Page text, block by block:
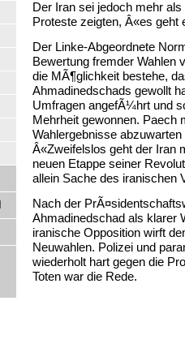
Der Iran sei jedoch mehr
Proteste zeigten, Â«es
Der Linke-Abgeordnete
Bewertung fremder Wahlen
die MÃ¶glichkeit bestehe,
Ahmadinedschads gewollt
Umfragen angefÃ¼hrt und
Mehrheit gewonnen.
Wahlergebnisse
Â«Zweifelslos geht der Iran
neuen Etappe seiner
allein Sache des iranischen
Nach der
Ahmadinedschad als klarer
iranische Opposition wirft
Neuwahlen. Polizei und
wiederholt hart gegen die
Toten war die Rede.